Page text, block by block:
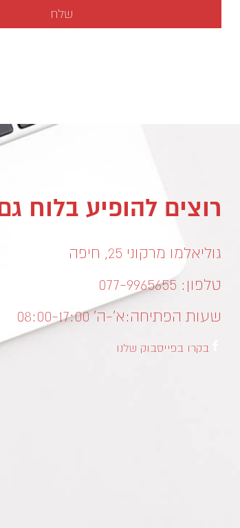
רוצים להופיע בלוח
גוליאלמו מרקוני 25, חיפה
טלפון: 077-9965655
שעות הפתיחה:א’-ה’ 08:00-17:00
בקרו בפייסבוק שלנו